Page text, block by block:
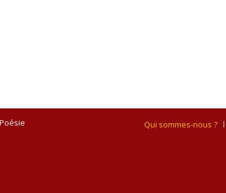
Qui sommes-nous ?